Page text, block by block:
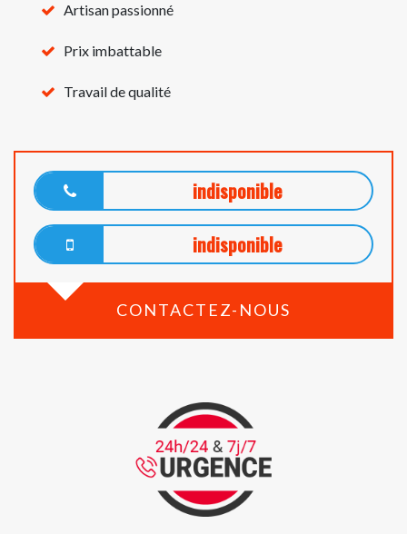
Artisan passionné
Prix imbattable
Travail de qualité
indisponible
indisponible
CONTACTEZ-NOUS